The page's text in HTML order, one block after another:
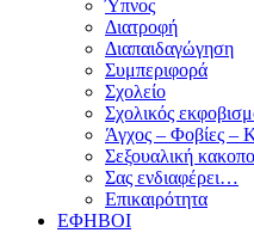
Ύπνος
Διατροφή
Διαπαιδαγώγηση
Συμπεριφορά
Σχολείο
Σχολικός
Άγχος – Φοβίες –
Σεξουαλική
Σας ενδιαφέρει…
Επικαιρότητα
ΕΦΗΒΟΙ